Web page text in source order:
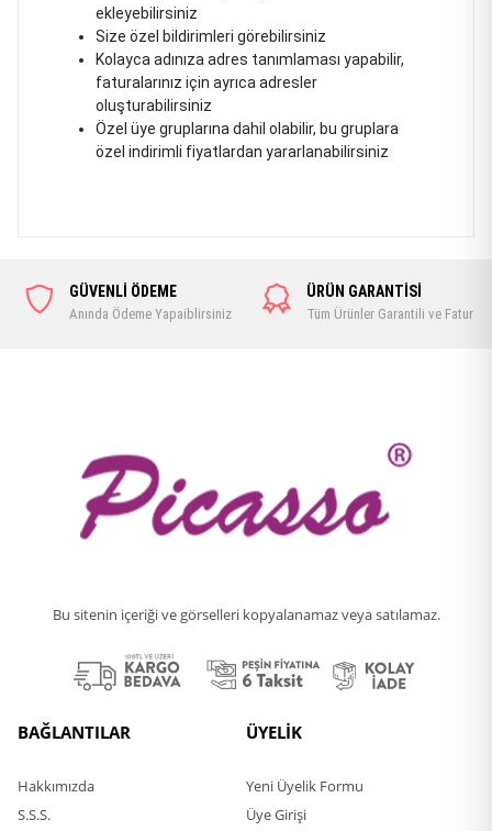
ekleyebilirsiniz
Size özel bildirimleri görebilirsiniz
Kolayca adınıza adres tanımlaması yapabilir,
faturalarınız için ayrıca adresler
oluşturabilirsiniz
Özel üye gruplarına dahil olabilir, bu gruplara
özel indirimli fiyatlardan yararlanabilirsiniz
GÜVENLİ ÖDEME
Anında Ödeme Yapaiblirsiniz
ÜRÜN GARANTİSİ
Tüm Ürünler Garantili ve Faturalı
Bu sitenin içeriği ve görselleri kopyalanamaz veya satılamaz.
BAĞLANTILAR
Hakkımızda
S.S.S.
ÜYELİK
Yeni Üyelik Formu
Üye Girişi